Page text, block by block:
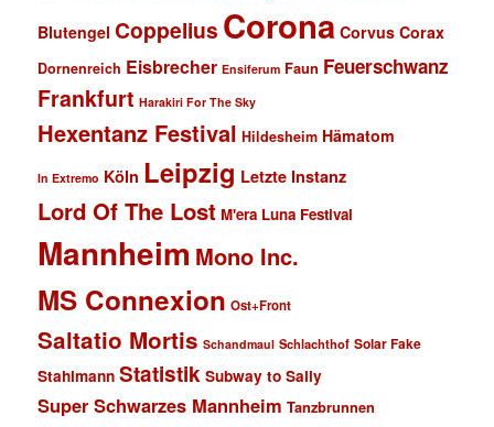
Blutengel Coppelius Corona Corvus Corax
Dornenreich Eisbrecher Ensiferum Faun Feuerschwanz
Frankfurt Harakiri For The Sky
Hexentanz Festival Hildesheim Hämatom
In Extremo Köln Leipzig Letzte Instanz
Lord Of The Lost M'era Luna Festival
Mannheim Mono Inc.
MS Connexion Ost+Front
Saltatio Mortis Schandmaul Schlachthof Solar Fake
Stahlmann Statistik Subway to Sally
Super Schwarzes Mannheim Tanzbrunnen